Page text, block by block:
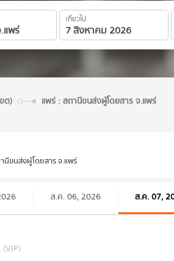
เที่ยวไป
ต)
แพร่ : สถานีขนส่งผู้โดยสาร จ.แพร่
นีขนส่งผู้โดยสาร จ.แพร่
ส.ค. 06, 2026 ส.ค. 07,
(VIP)